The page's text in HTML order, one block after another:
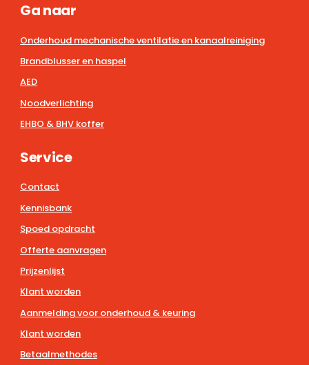
Ga naar
Onderhoud mechanische ventilatie en kanaalreiniging
Brandblusser en haspel
AED
Noodverlichting
EHBO & BHV koffer
Service
Contact
Kennisbank
Spoed opdracht
Offerte aanvragen
Prijzenlijst
Klant worden
Aanmelding voor onderhoud & keuring
Klant worden
Betaalmethodes